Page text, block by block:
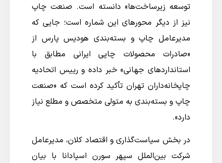
توسعه زیرساخت‌ها» دانسته است. صنعت چاپ
نیز از دیگر محورهای این شماره است؛ جایی که
مدیرعامل چاپ و بسته‌بندی هودیس پارس از
«صادرات محصولات چاپی ایرانی مطابق با
استانداردهای جهانی» خبر داده و رییس اتحادیه
چاپخانه‌داران تهران تأکید کرده است که «صنعت
چاپ و بسته‌بندی به متولی متخصص و مطلع نیاز
دارد».
در بخش سیاست‌گذاری و اقتصاد کلان، مدیرعامل
شرکت بین‌الملل سپهر سورن اسپادانا با بیان